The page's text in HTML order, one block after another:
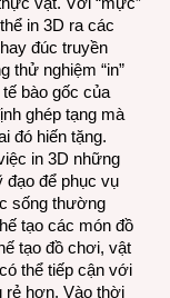
in 3D ra các
đúc truyền
thử nghiệm “in”
bào gốc của
ghép tạng mà
đó hiến tặng.
in 3D những
đạo để phục vụ
sống thường
tạo các món đồ
tạo đồ chơi, vật
thể tiếp cận với
rẻ hơn. Vào thời